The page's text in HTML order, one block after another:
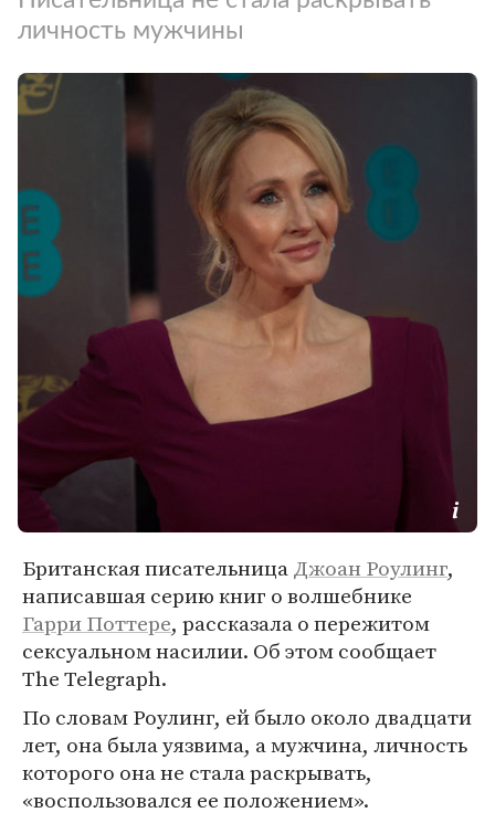
личность мужчины
Британская писательницаДжоан Роулинг,
написавшая серию книг о волшебнике
Гарри Поттере, рассказала о пережитом
сексуальном насилии. Об этом сообщает
The Telegraph.
По словам Роулинг, ей было около двадцати
лет, она была уязвима, а мужчина, личность
которого она не стала раскрывать,
«воспользовался ее положением».